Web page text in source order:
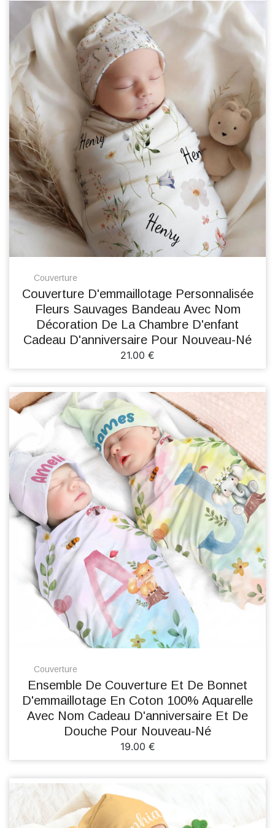
Couverture
Couverture D'emmaillotage Personnalisée
Fleurs Sauvages Bandeau Avec Nom
Décoration De La Chambre D'enfant
Cadeau D'anniversaire Pour Nouveau-Né
21.00 €
Couverture
Ensemble De Couverture Et De Bonnet
D'emmaillotage En Coton 100% Aquarelle
Avec Nom Cadeau D'anniversaire Et De
Douche Pour Nouveau-Né
19.00 €